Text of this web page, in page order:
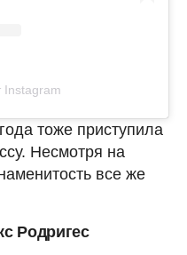
Instagram
тоже приступила
Несмотря на
все же
Родригес